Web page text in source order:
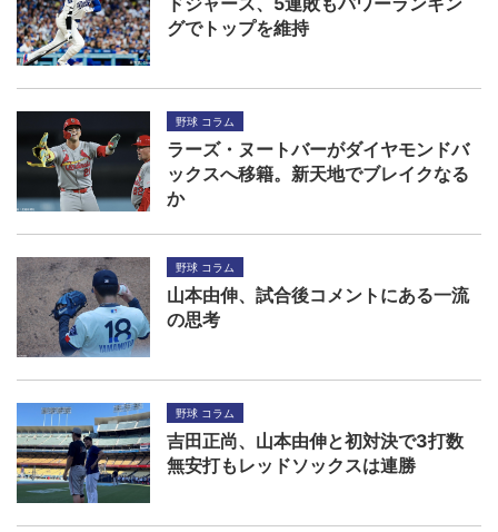
グでトップを維持
野球 コラム
ラーズ・ヌートバーがダイヤモンドバ
ックスへ移籍。新天地でブレイクなる
か
野球 コラム
山本由伸、試合後コメントにある一流
の思考
野球 コラム
吉田正尚、山本由伸と初対決で3打数
無安打もレッドソックスは連勝